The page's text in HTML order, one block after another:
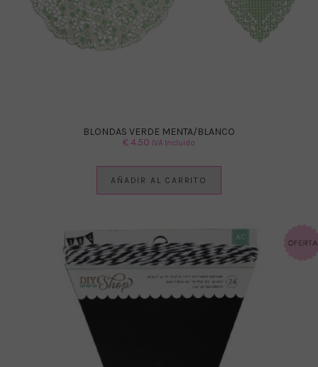
BLONDAS VERDE MENTA/BLANCO
€4.50 IVA Incluido
AÑADIR AL CARRITO